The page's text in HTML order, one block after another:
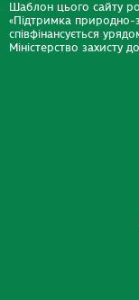
Шаблон цього сайту
«Підтримка природно-
співфінансується
Міністерство захисту